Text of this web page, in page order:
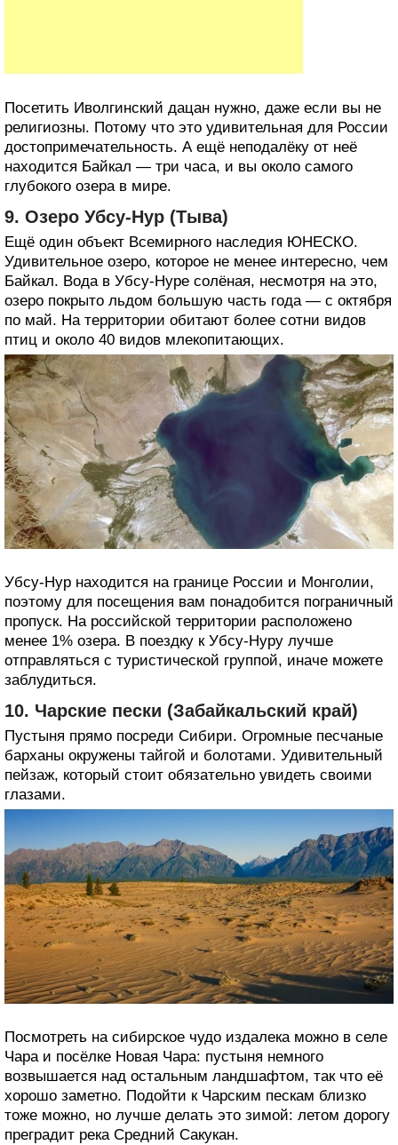
Посетить Иволгинский дацан нужно, даже если вы не
религиозны. Потому что это удивительная для России
достопримечательность. А ещё неподалёку от неё
находится Байкал — три часа, и вы около самого
глубокого озера в мире.
9. Озеро Убсу‑Нур (Тыва)
Ещё один объект Всемирного наследия ЮНЕСКО.
Удивительное озеро, которое не менее интересно, чем
Байкал. Вода в Убсу‑Нуре солёная, несмотря на это,
озеро покрыто льдом большую часть года — с октября
по май. На территории обитают более сотни видов
птиц и около 40 видов млекопитающих.
Убсу‑Нур находится на границе России и Монголии,
поэтому для посещения вам понадобится пограничный
пропуск. На российской территории расположено
менее 1% озера. В поездку к Убсу‑Нуру лучше
отправляться с туристической группой, иначе можете
заблудиться.
10. Чарские пески (Забайкальский край)
Пустыня прямо посреди Сибири. Огромные песчаные
барханы окружены тайгой и болотами. Удивительный
пейзаж, который стоит обязательно увидеть своими
глазами.
Посмотреть на сибирское чудо издалека можно в селе
Чара и посёлке Новая Чара: пустыня немного
возвышается над остальным ландшафтом, так что её
хорошо заметно. Подойти к Чарским пескам близко
тоже можно, но лучше делать это зимой: летом дорогу
преградит река Средний Сакукан.